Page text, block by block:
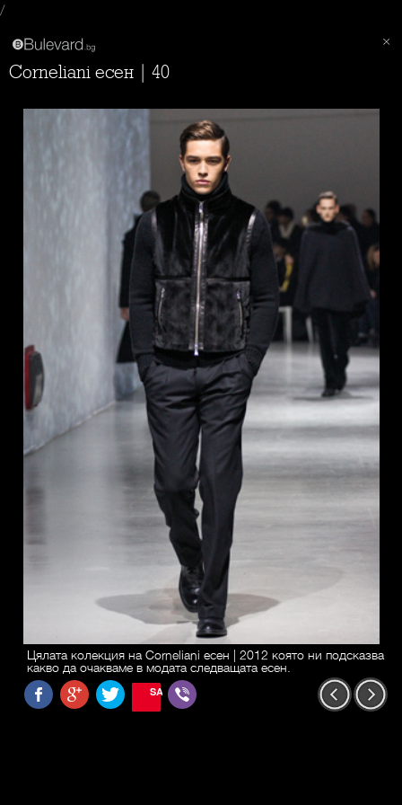
/
Corneliani есен | 40
Цялата колекция на Corneliani есен | 2012 която ни подсказва
какво да очакваме в модата следващата есен.
SAVE